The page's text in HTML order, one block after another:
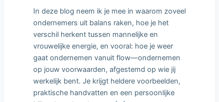
In deze blog neem ik je mee in waarom zoveel
ondernemers uit balans raken, hoe je het
verschil herkent tussen mannelijke en
vrouwelijke energie, en vooral: hoe je weer
gaat ondernemen vanuit flow—ondernemen
op jouw voorwaarden, afgestemd op wie jij
werkelijk bent. Je krijgt heldere voorbeelden,
praktische handvatten en een persoonlijke